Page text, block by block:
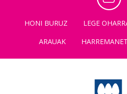
HONI BURUZ LEGE
ARAUAK